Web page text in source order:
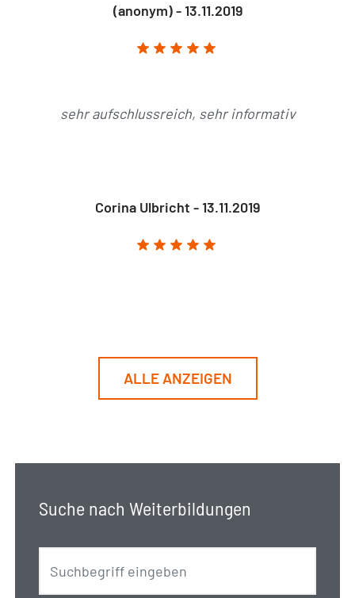
(anonym) - 13.11.2019
sehr aufschlussreich, sehr informativ
Corina Ulbricht - 13.11.2019
ALLE ANZEIGEN
Suche nach Weiterbildungen